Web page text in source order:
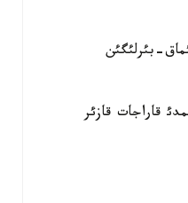
بئرلئگئن
قاراجات قازئر